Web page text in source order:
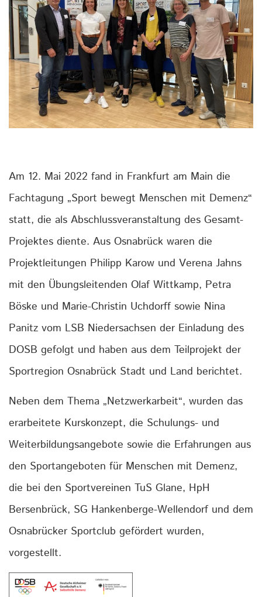
Am 12. Mai 2022 fand in Frankfurt am Main die
Fachtagung „Sport bewegt Menschen mit Demenz“
statt, die als Abschlussveranstaltung des Gesamt-
Projektes diente. Aus Osnabrück waren die
Projektleitungen Philipp Karow und Verena Jahns
mit den Übungsleitenden Olaf Wittkamp, Petra
Böske und Marie-Christin Uchdorff sowie Nina
Panitz vom LSB Niedersachsen der Einladung des
DOSB gefolgt und haben aus dem Teilprojekt der
Sportregion Osnabrück Stadt und Land berichtet.
Neben dem Thema „Netzwerkarbeit“, wurden das
erarbeitete Kurskonzept, die Schulungs- und
Weiterbildungsangebote sowie die Erfahrungen aus
den Sportangeboten für Menschen mit Demenz,
die bei den Sportvereinen TuS Glane, HpH
Bersenbrück, SG Hankenberge-Wellendorf und dem
Osnabrücker Sportclub gefördert wurden,
vorgestellt.